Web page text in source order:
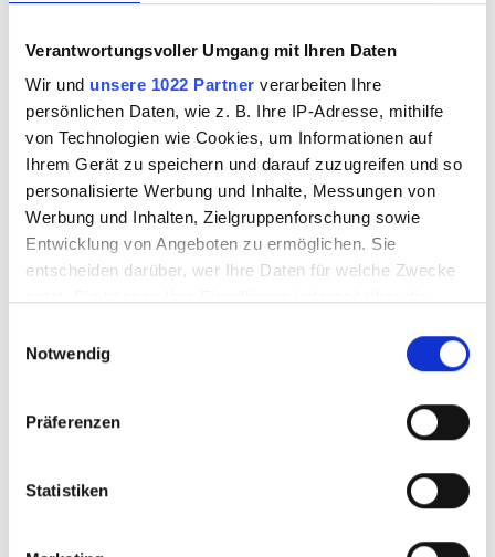
Verantwortungsvoller Umgang mit Ihren Daten
Wir und unsere 1022 Partner verarbeiten Ihre
persönlichen Daten, wie z. B. Ihre IP-Adresse, mithilfe
von Technologien wie Cookies, um Informationen auf
Ihrem Gerät zu speichern und darauf zuzugreifen und so
personalisierte Werbung und Inhalte, Messungen von
Werbung und Inhalten, Zielgruppenforschung sowie
Entwicklung von Angeboten zu ermöglichen. Sie
entscheiden darüber, wer Ihre Daten für welche Zwecke
Trigger Symbol ändern oder widerrufen
Informationen über Ihre geografische Lage
können
bestimmten Merkmalen (Fingerprinting) identifizieren
Notwendig
Präferenzen
Statistiken
Maschinenpark
Kompetenz und Erfahrung im
Gleisbau
Fachlich ausgebildetes
Personal
Vermietung von Maschinen
und Fachpersonal
weitere Maschinen inklusive